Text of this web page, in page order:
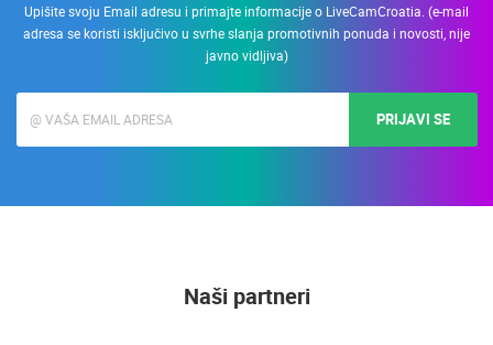
Upišite svoju Email adresu i primajte informacije o LiveCamCroatia. (e-mail
adresa se koristi isključivo u svrhe slanja promotivnih ponuda i novosti, nije
javno vidljiva)
PRIJAVI SE
Naši partneri